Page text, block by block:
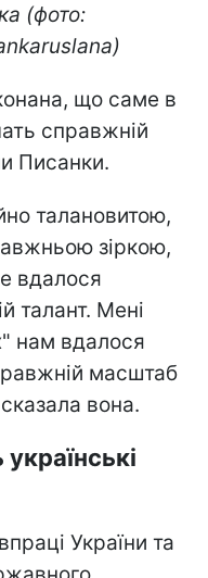
(фото:
що саме в
справжній
Писанки.
талановитою,
зіркою,
вдалося
талант. Мені
нам вдалося
масштаб
вона.
України та